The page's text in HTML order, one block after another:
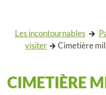
Les incontournables
visiter
Cimetière
CIMETIÈRE